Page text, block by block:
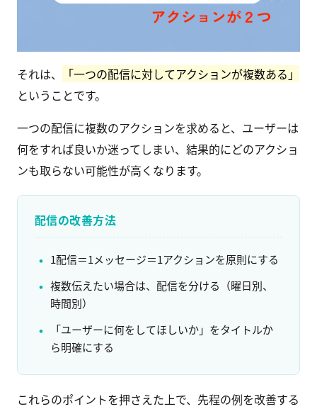
それは、
「一つの配信に対してアクションが複数ある」
ということです。
一つの配信に複数のアクションを求めると、ユーザーは
何をすれば良いか迷ってしまい、結果的にどのアクショ
ンも取らない可能性が高くなります。
配信の改善方法
1配信＝1メッセージ＝1アクションを原則にする
複数伝えたい場合は、配信を分ける（曜日別、
時間別）
「ユーザーに何をしてほしいか」をタイトルか
ら明確にする
これらのポイントを押さえた上で、先程の例を改善する